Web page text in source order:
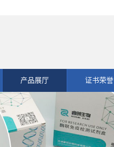
产品展厅 证书荣誉